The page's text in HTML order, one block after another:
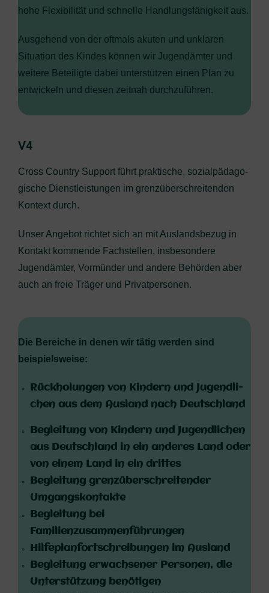
hohe Fle­xi­bi­li­tät und schnel­le Hand­lungs­fä­hig­keit aus.
Aus­ge­hend von der oft­mals aku­ten und unkla­ren
Situa­ti­on des Kin­des kön­nen wir Jugend­äm­ter und
wei­te­re Betei­lig­te dabei unter­stüt­zen einen Plan zu
ent­wi­ckeln und die­sen zeit­nah durchzuführen.
V4
Cross Coun­try Sup­port führt prak­ti­sche, sozi­al­päd­ago­
gi­sche Dienst­leis­tun­gen im grenz­über­schrei­ten­den
Kon­text durch.
Unser Ange­bot rich­tet sich an mit Aus­lands­be­zug in
Kon­takt kom­men­de Fach­stel­len, ins­be­son­de­re
Jugend­äm­ter, Vor­mün­der und ande­re Behör­den aber
auch an freie Trä­ger und Privatpersonen.
Die Berei­che in denen wir tätig wer­den sind
beispielsweise:
Rück­ho­lun­gen von Kin­dern und Jugend­li­
chen aus dem Aus­land nach Deutschland
Beglei­tung von Kin­dern und Jugend­li­chen
aus Deutsch­land in ein ande­res Land oder
von einem Land in ein drittes
Beglei­tung grenz­über­schrei­ten­der
Umgangskontakte
Beglei­tung bei
Familienzusammenführungen
Hil­fe­plan­fort­schrei­bun­gen im Ausland
Beglei­tung erwach­se­ner Per­so­nen, die
Unter­stüt­zung benötigen